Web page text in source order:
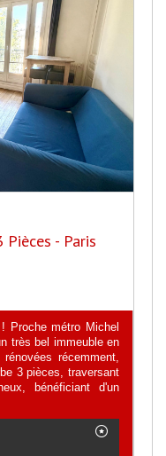
- Paris
Proche métro Michel
très bel immeuble en
récemment,
3 pièces, traversant
bénéficiant d'un